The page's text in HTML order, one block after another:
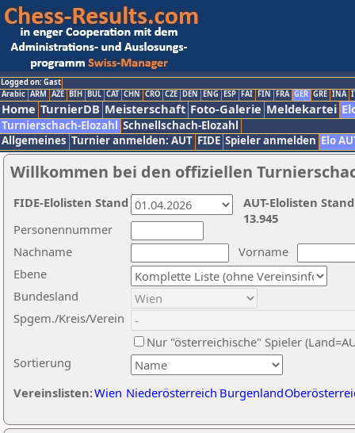
Logged on: Gast
Arabic ARM AZE BIH BUL CAT CHN CRO CZE DEN ENG ESP FAI FIN FRA GER GRE INA
Home TurnierDB Meisterschaft Foto-Galerie Meldekartei
Turnierschach-Elozahl Schnellschach-Elozahl
Allgemeines Turnier anmelden: AUT FIDE Spieler anmelden Elo
Willkommen bei den offiziellen
Nachname
Vorname
Ebene
Sortierung
Personennummer
Bundesland
Spgem./Kreis/Verein
Nur "österreichische" Spieler
Vereinslisten:Wien Niederösterreich Burgenland
AUT-Elolisten
13.945
FIDE-Elolisten Stand